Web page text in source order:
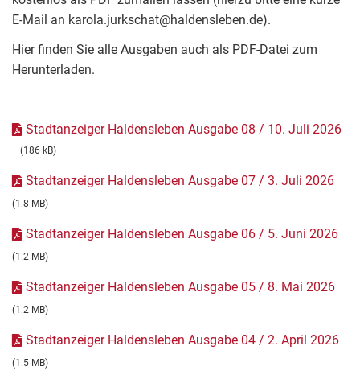
E-Mail an karola.jurkschat@haldensleben.de).
Hier finden Sie alle Ausgaben auch als PDF-Datei zum
Herunterladen.
Stadtanzeiger Haldensleben Ausgabe 08 / 10. Juli 2026
(186 kB)
Stadtanzeiger Haldensleben Ausgabe 07 / 3. Juli 2026
(1.8 MB)
Stadtanzeiger Haldensleben Ausgabe 06 / 5. Juni 2026
(1.2 MB)
Stadtanzeiger Haldensleben Ausgabe 05 / 8. Mai 2026
(1.2 MB)
Stadtanzeiger Haldensleben Ausgabe 04 / 2. April 2026
(1.5 MB)